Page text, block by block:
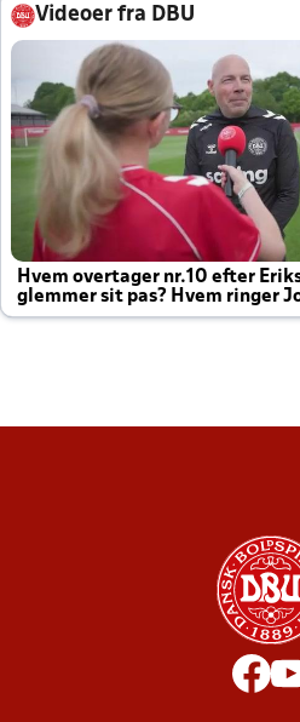
Videoer fra DBU
Hvem overtager nr.10 efter
glemmer sit pas? Hvem ringer
altid til efter kampe?